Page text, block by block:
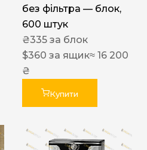
без фільтра — блок,
600 штук
₴335 за блок
$360 за ящик≈ 16 200
₴
Купити